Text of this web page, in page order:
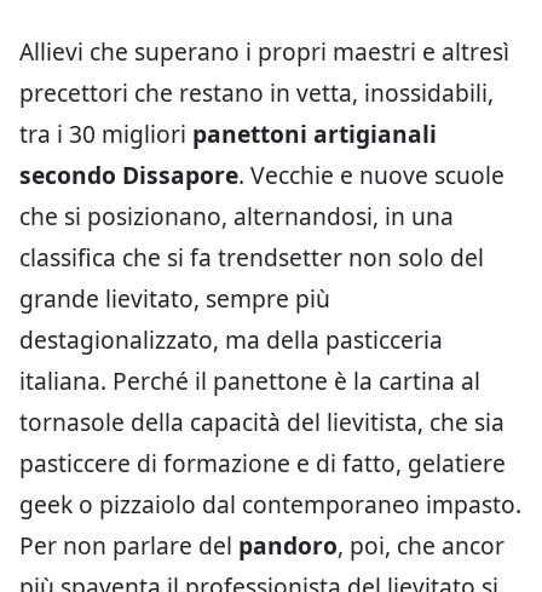
Allievi che superano i propri maestri e altresì
precettori che restano in vetta, inossidabili,
tra i 30 migliori panettoni artigianali
secondo Dissapore. Vecchie e nuove scuole
che si posizionano, alternandosi, in una
classifica che si fa trendsetter non solo del
grande lievitato, sempre più
destagionalizzato, ma della pasticceria
italiana. Perché il panettone è la cartina al
tornasole della capacità del lievitista, che sia
pasticcere di formazione e di fatto, gelatiere
geek o pizzaiolo dal contemporaneo impasto.
Per non parlare del pandoro, poi, che ancor